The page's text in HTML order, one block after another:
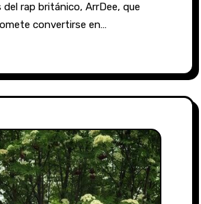
del rap británico, ArrDee, que
convertirse en…